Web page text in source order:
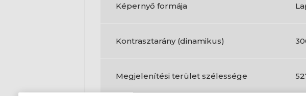
Képernyő formája
Kontrasztarány (dinamikus)
Megjelenítési terület szélessége